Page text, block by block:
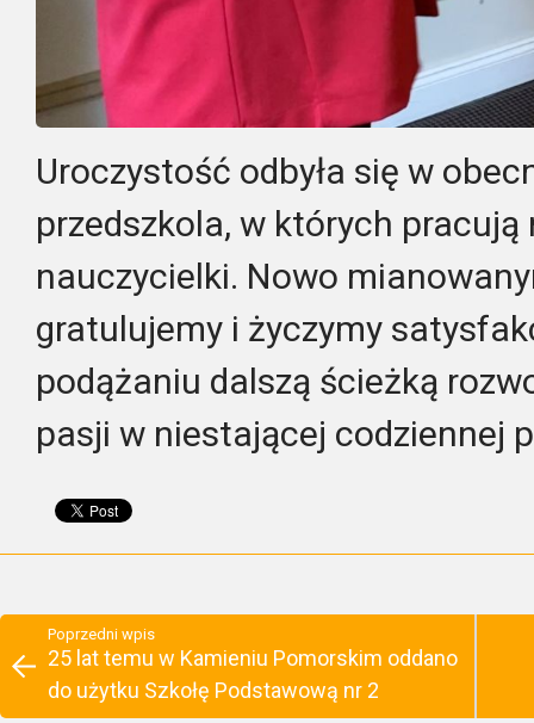
Uroczystość odbyła się w
przedszkola, w których
nauczycielki. Nowo
gratulujemy i życzymy
podążaniu dalszą ścieżką
pasji w niestającej codziennej
Poprzedni wpis
25 lat temu w Kamieniu Pomorskim oddano
do użytku Szkołę Podstawową nr 2